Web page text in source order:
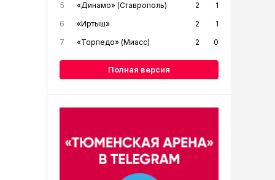
5
«Динамо» (Ставрополь) 2
1
6
«Иртыш» 2
1
7
«Торпедо» (Миасс) 2 0
Полная версия